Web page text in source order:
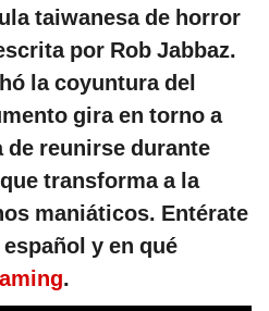
taiwanesa de horror
por Rob Jabbaz.
la coyuntura del
gira en torno a
de reunirse durante
transforma a la
maniáticos. Entérate
y en qué
.